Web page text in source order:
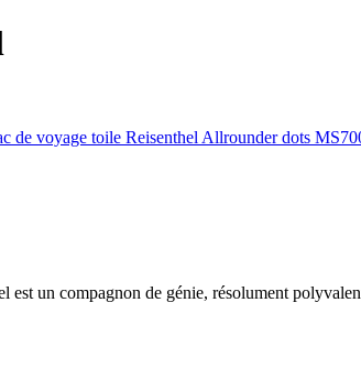
un compagnon de génie, résolument